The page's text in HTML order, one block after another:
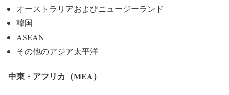
オーストラリアおよびニュージーランド
韓国
ASEAN
その他のアジア太平洋
中東・アフリカ（MEA）